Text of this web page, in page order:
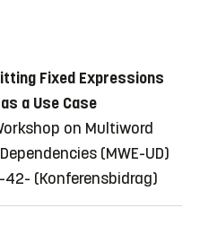
Fixed Expressions
a Use Case
on Multiword
(MWE-UD)
42- (Konferensbidrag)